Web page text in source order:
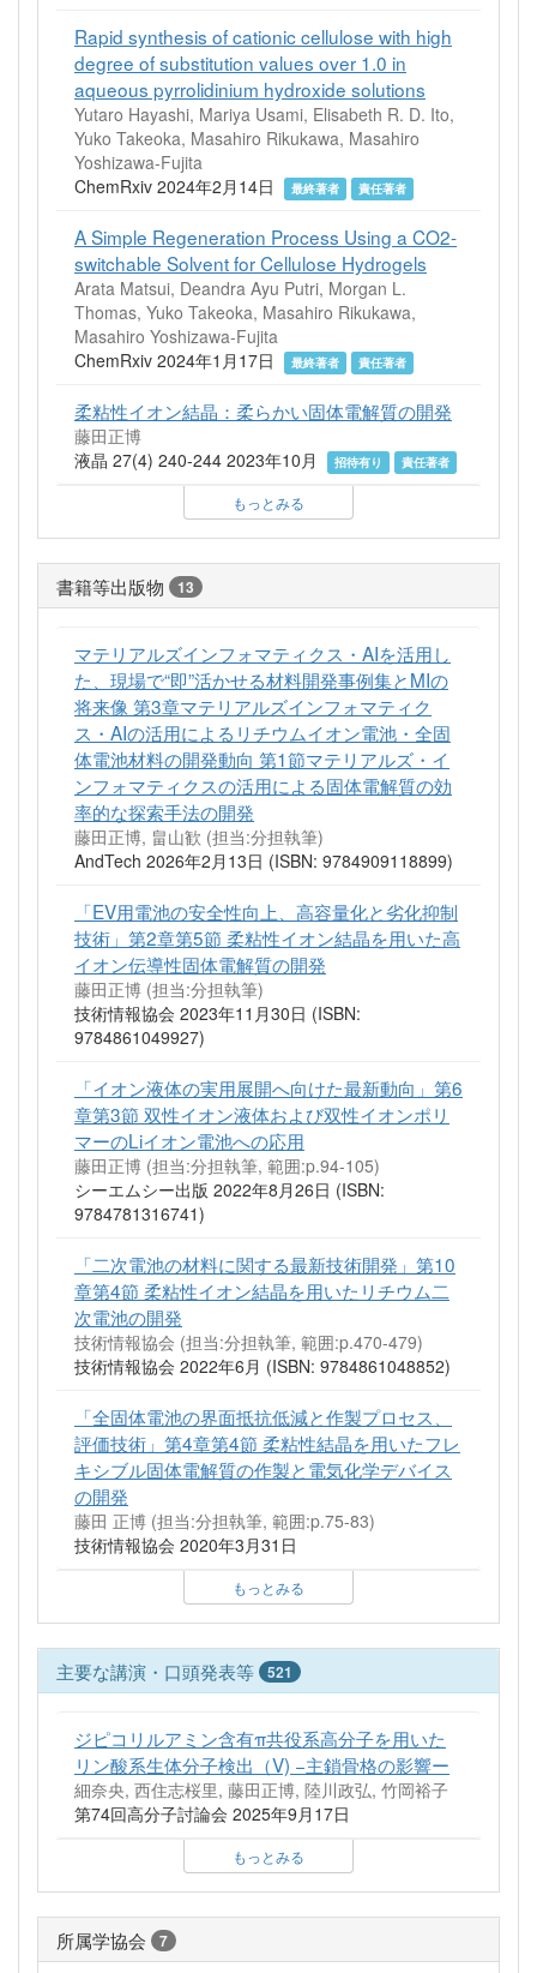
Rapid synthesis of cationic cellulose with high
degree of substitution values over 1.0 in
aqueous pyrrolidinium hydroxide solutions
Yutaro Hayashi, Mariya Usami, Elisabeth R. D. Ito,
Yuko Takeoka, Masahiro Rikukawa, Masahiro
Yoshizawa-Fujita
ChemRxiv 2024年2月14日
最終著者 責任著者
A Simple Regeneration Process Using a CO2-
switchable Solvent for Cellulose Hydrogels
Arata Matsui, Deandra Ayu Putri, Morgan L.
Thomas, Yuko Takeoka, Masahiro Rikukawa,
Masahiro Yoshizawa-Fujita
ChemRxiv 2024年1月17日
最終著者 責任著者
柔粘性イオン結晶：柔らかい固体電解質の開発
藤田正博
液晶 27(4) 240-244 2023年10月
招待有り 責任著者
もっとみる
書籍等出版物 13
マテリアルズインフォマティクス・AIを活用し
た、現場で“即”活かせる材料開発事例集とMIの
将来像 第3章マテリアルズインフォマティク
ス・AIの活用によるリチウムイオン電池・全固
体電池材料の開発動向 第1節マテリアルズ・イ
ンフォマティクスの活用による固体電解質の効
率的な探索手法の開発
藤田正博, 畠山歓 (担当:分担執筆)
AndTech 2026年2月13日 (ISBN: 9784909118899)
「EV用電池の安全性向上、高容量化と劣化抑制
技術」第2章第5節 柔粘性イオン結晶を用いた高
イオン伝導性固体電解質の開発
藤田正博 (担当:分担執筆)
技術情報協会 2023年11月30日 (ISBN:
9784861049927)
「イオン液体の実用展開へ向けた最新動向」第6
章第3節 双性イオン液体および双性イオンポリ
マーのLiイオン電池への応用
藤田正博 (担当:分担執筆, 範囲:p.94-105)
シーエムシー出版 2022年8月26日 (ISBN:
9784781316741)
「二次電池の材料に関する最新技術開発」第10
章第4節 柔粘性イオン結晶を用いたリチウム二
次電池の開発
技術情報協会 (担当:分担執筆, 範囲:p.470-479)
技術情報協会 2022年6月 (ISBN: 9784861048852)
「全固体電池の界面抵抗低減と作製プロセス、
評価技術」第4章第4節 柔粘性結晶を用いたフレ
キシブル固体電解質の作製と電気化学デバイス
の開発
藤田 正博 (担当:分担執筆, 範囲:p.75-83)
技術情報協会 2020年3月31日
もっとみる
主要な講演・口頭発表等 521
ジピコリルアミン含有π共役系高分子を用いた
リン酸系生体分子検出（V) −主鎖骨格の影響ー
細奈央, 西住志桜里, 藤田正博, 陸川政弘, 竹岡裕子
第74回高分子討論会 2025年9月17日
もっとみる
所属学協会 7